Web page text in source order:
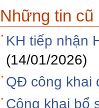
Những tin cũ
KH tiếp nhận
(14/01/2026)
QĐ công khai
Công khai bổ